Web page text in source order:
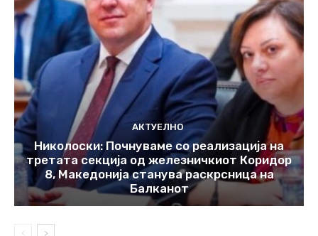
АКТУЕЛНО
Николоски: Почнуваме со реализација на
третата секција од железничкиот Коридор
8, Македонија станува раскрсница на
Балканот